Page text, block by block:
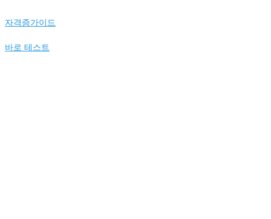
자격증가이드
바로 테스트